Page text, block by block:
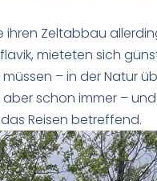
Zeltabbau
mieteten sich
– in der Natur
schon immer –
Reisen betreffend.